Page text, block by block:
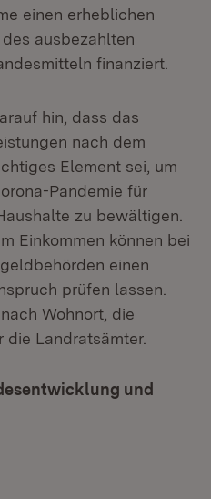
einen erheblichen
ausbezahlten
finanziert.
hin, dass das
nach dem
Element sei, um
Pandemie für
zu bewältigen.
Einkommen können bei
einen
prüfen lassen.
Wohnort, die
die Landratsämter.
und